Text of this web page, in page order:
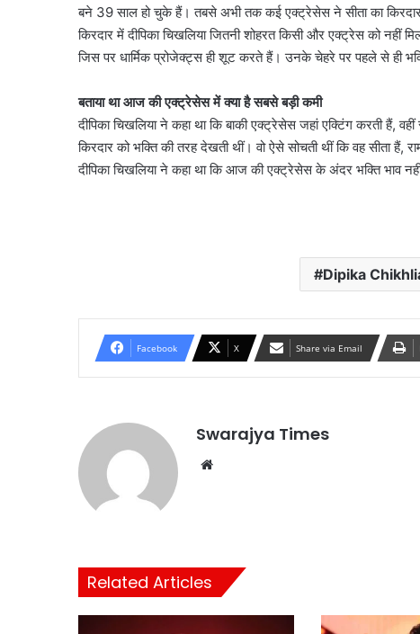
बने 39 साल हो चुके हैं। तबसे अभी तक कई एक्ट्रेसेस ने सीता का किरदार
किरदार में दीपिका चिखलिया जितनी शोहरत किसी और एक्ट्रेस को नहीं
जिस पर धार्मिक प्रोजेक्ट्स ही शूट करते हैं। उनके चेहरे पर पहले से ही
बताया था आज की एक्ट्रेसेस में क्या है सबसे बड़ी कमी
दीपिका चिखलिया ने कहा था कि बाकी एक्ट्रेसेस जहां एक्टिंग करती हैं,
किरदार को भक्ति की तरह देखती थीं। वो ऐसे सोचती थीं कि वह सीता हैं,
दीपिका चिखलिया ने कहा था कि आज की एक्ट्रेसेस के अंदर भक्ति भाव
Dipika
Facebook X Share via Email
Swarajya Times
Related Articles